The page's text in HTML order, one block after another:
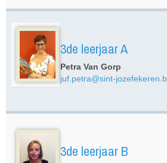
3de leerjaar A
Petra Van Gorp
juf.petra@sint-
3de leerjaar B